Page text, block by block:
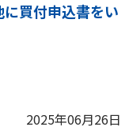
に買付申込書をい
2025年06月26日